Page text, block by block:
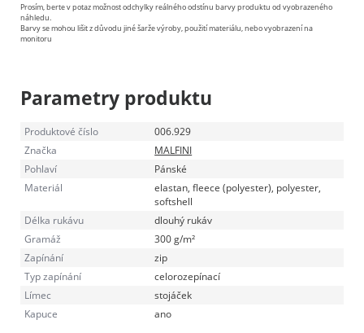
Prosím, berte v potaz možnost odchylky reálného odstínu barvy produktu od vyobrazeného
náhledu.
Barvy se mohou lišit z důvodu jiné šarže výroby, použití materiálu, nebo vyobrazení na
monitoru
Parametry produktu
Produktové číslo
006.929
Značka
MALFINI
Pohlaví
Pánské
Materiál
elastan, fleece (polyester), polyester,
softshell
Délka rukávu
dlouhý rukáv
Gramáž
300 g/m²
Zapínání
zip
Typ zapínání
celorozepínací
Límec
stojáček
Kapuce
ano